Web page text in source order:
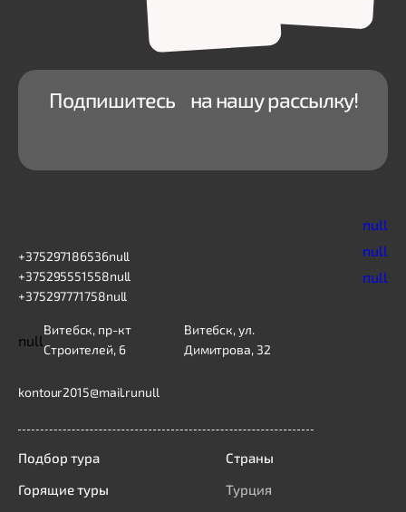
Подпишитесь на нашу рассылку!
+375297186536null
+375295551558null
+375297771758null
Витебск, ул.
Димитрова, 32
Витебск, пр-кт
Строителей, 6
null
kontour2015@mail.runull
null
null
null
Подбор тура
Горящие туры
Страны
Турция